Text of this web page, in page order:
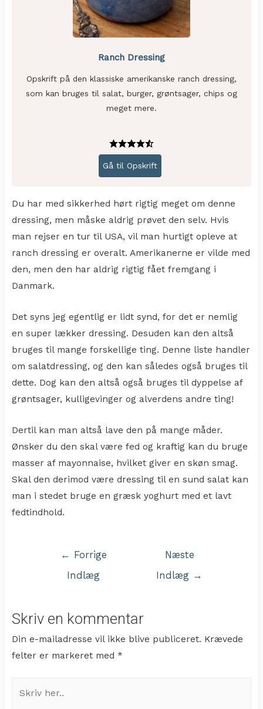
Ranch Dressing
Opskrift på den klassiske amerikanske ranch dressing,
som kan bruges til salat, burger, grøntsager, chips og
meget mere.
Gå til Opskrift
Du har med sikkerhed hørt rigtig meget om denne
dressing, men måske aldrig prøvet den selv. Hvis
man rejser en tur til USA, vil man hurtigt opleve at
ranch dressing er overalt. Amerikanerne er vilde med
den, men den har aldrig rigtig fået fremgang i
Danmark.
Det syns jeg egentlig er lidt synd, for det er nemlig
en super lækker dressing. Desuden kan den altså
bruges til mange forskellige ting. Denne liste handler
om salatdressing, og den kan således også bruges til
dette. Dog kan den altså også bruges til dyppelse af
grøntsager, kulligevinger og alverdens andre ting!
Dertil kan man altså lave den på mange måder.
Ønsker du den skal være fed og kraftig kan du bruge
masser af mayonnaise, hvilket giver en skøn smag.
Skal den derimod være dressing til en sund salat kan
man i stedet bruge en græsk yoghurt med et lavt
fedtindhold.
Indlægsnavigation
← Forrige
Indlæg
Næste
Indlæg →
Skriv en kommentar
Din e-mailadresse vil ikke blive publiceret. Krævede
felter er markeret med *